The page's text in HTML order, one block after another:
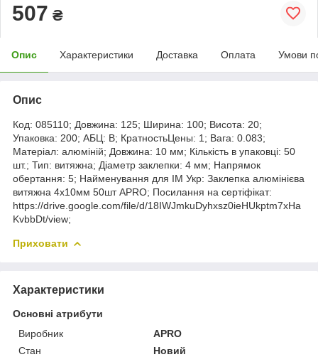
507 ₴
Опис Характеристики Доставка Оплата Умови
Опис
Код: 085110; Довжина: 125; Ширина: 100; Висота: 20;
Упаковка: 200; АБЦ: B; КратностьЦены: 1; Вага: 0.083;
Матеріал: алюміній; Довжина: 10 мм; Кількість в упаковці: 50
шт.; Тип: витяжна; Діаметр заклепки: 4 мм; Напрямок
обертання: 5; Найменування для ІМ Укр: Заклепка алюмінієва
витяжна 4х10мм 50шт APRO; Посилання на сертіфікат:
https://drive.google.com/file/d/18IWJmkuDyhxsz0ieHUkptm7xHa
KvbbDt/view;
Приховати
Характеристики
Основні атрибути
Виробник
APRO
Стан
Новий